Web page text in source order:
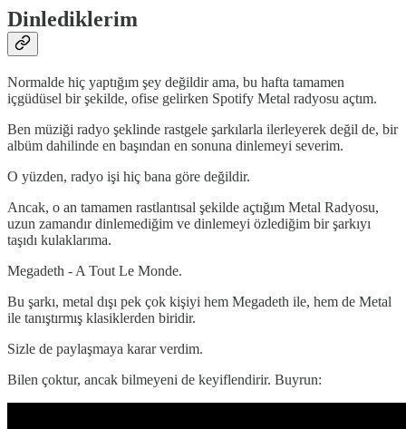
Dinlediklerim
Normalde hiç yaptığım şey değildir ama, bu hafta tamamen
içgüdüsel bir şekilde, ofise gelirken Spotify Metal radyosu açtım.
Ben müziği radyo şeklinde rastgele şarkılarla ilerleyerek değil de, bir
albüm dahilinde en başından en sonuna dinlemeyi severim.
O yüzden, radyo işi hiç bana göre değildir.
Ancak, o an tamamen rastlantısal şekilde açtığım Metal Radyosu,
uzun zamandır dinlemediğim ve dinlemeyi özlediğim bir şarkıyı
taşıdı kulaklarıma.
Megadeth - A Tout Le Monde.
Bu şarkı, metal dışı pek çok kişiyi hem Megadeth ile, hem de Metal
ile tanıştırmış klasiklerden biridir.
Sizle de paylaşmaya karar verdim.
Bilen çoktur, ancak bilmeyeni de keyiflendirir. Buyrun: